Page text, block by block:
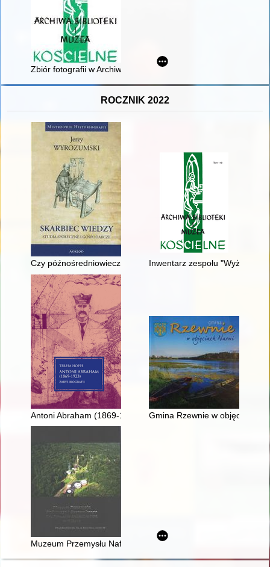
Zbiór fotografii w Archiwum Diecezji Koszalińsko-Kołobrzeskiej
ROCZNIK 2022
Czy późnośredniowieczny kryzys feudalizmu dotknął Polskę?
Inwentarz zespołu "Wyższe
Antoni Abraham (1869-1923) : zarys biografiiGmina Rzewnie w objęciach
Muzeum Przemysłu Naftowego i Gazowniczego im.